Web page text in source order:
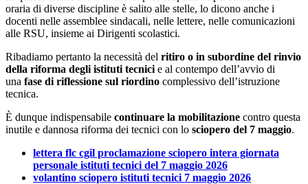
oraria di diverse discipline è salito alle stelle, lo dicono anche i
docenti nelle assemblee sindacali, nelle lettere, nelle comunicazioni
alle RSU, insieme ai Dirigenti scolastici.
Ribadiamo pertanto la necessità del ritiro o in subordine del rinvio
della riforma degli istituti tecnici e al contempo dell’avvio di
una fase di riflessione sul riordino complessivo dell’istruzione
tecnica.
È dunque indispensabile continuare la mobilitazione contro questa
inutile e dannosa riforma dei tecnici con lo sciopero del 7 maggio.
lettera flc cgil proclamazione sciopero intera giornata
personale istituti tecnici del 7 maggio 2026
volantino sciopero istituti tecnici 7 maggio 2026